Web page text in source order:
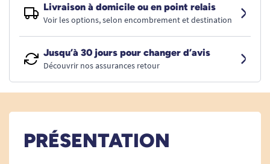
Livraison à domicile ou en point relais
Voir les options, selon encombrement et destination
Jusqu’à 30 jours pour changer d’avis
Découvrir nos assurances retour
PRÉSENTATION